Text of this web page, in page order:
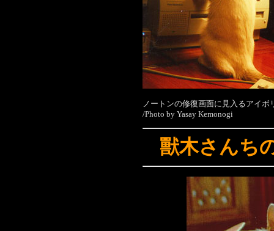
ノートンの修復画面に見入るアイボ
/Photo by Yasay Kemonogi
獸木さんち